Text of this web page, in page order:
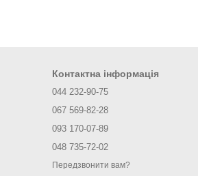
Контактна інформація
044 232-90-75
067 569-82-28
093 170-07-89
048 735-72-02
Передзвонити вам?